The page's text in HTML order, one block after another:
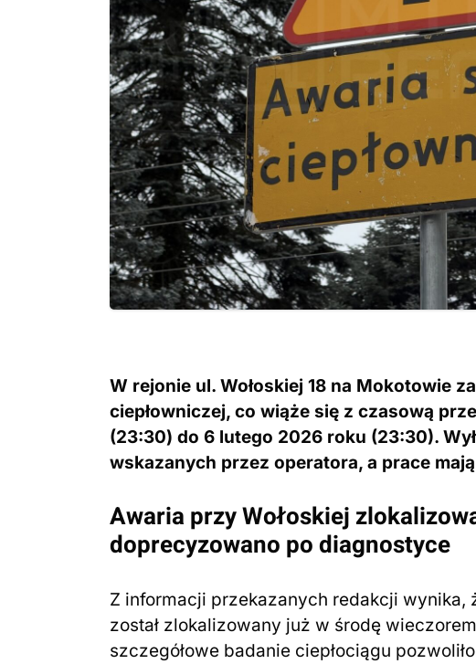
W rejonie ul. Wołoskiej 18 na Mokotowie
ciepłowniczej, co wiąże się z czasową
(23:30) do 6 lutego 2026 roku (23:30).
wskazanych przez operatora, a prace
Awaria przy Wołoskiej
doprecyzowano po diagnostyce
Z informacji przekazanych redakcji wynika,
został zlokalizowany już w środę
szczegółowe badanie ciepłociągu